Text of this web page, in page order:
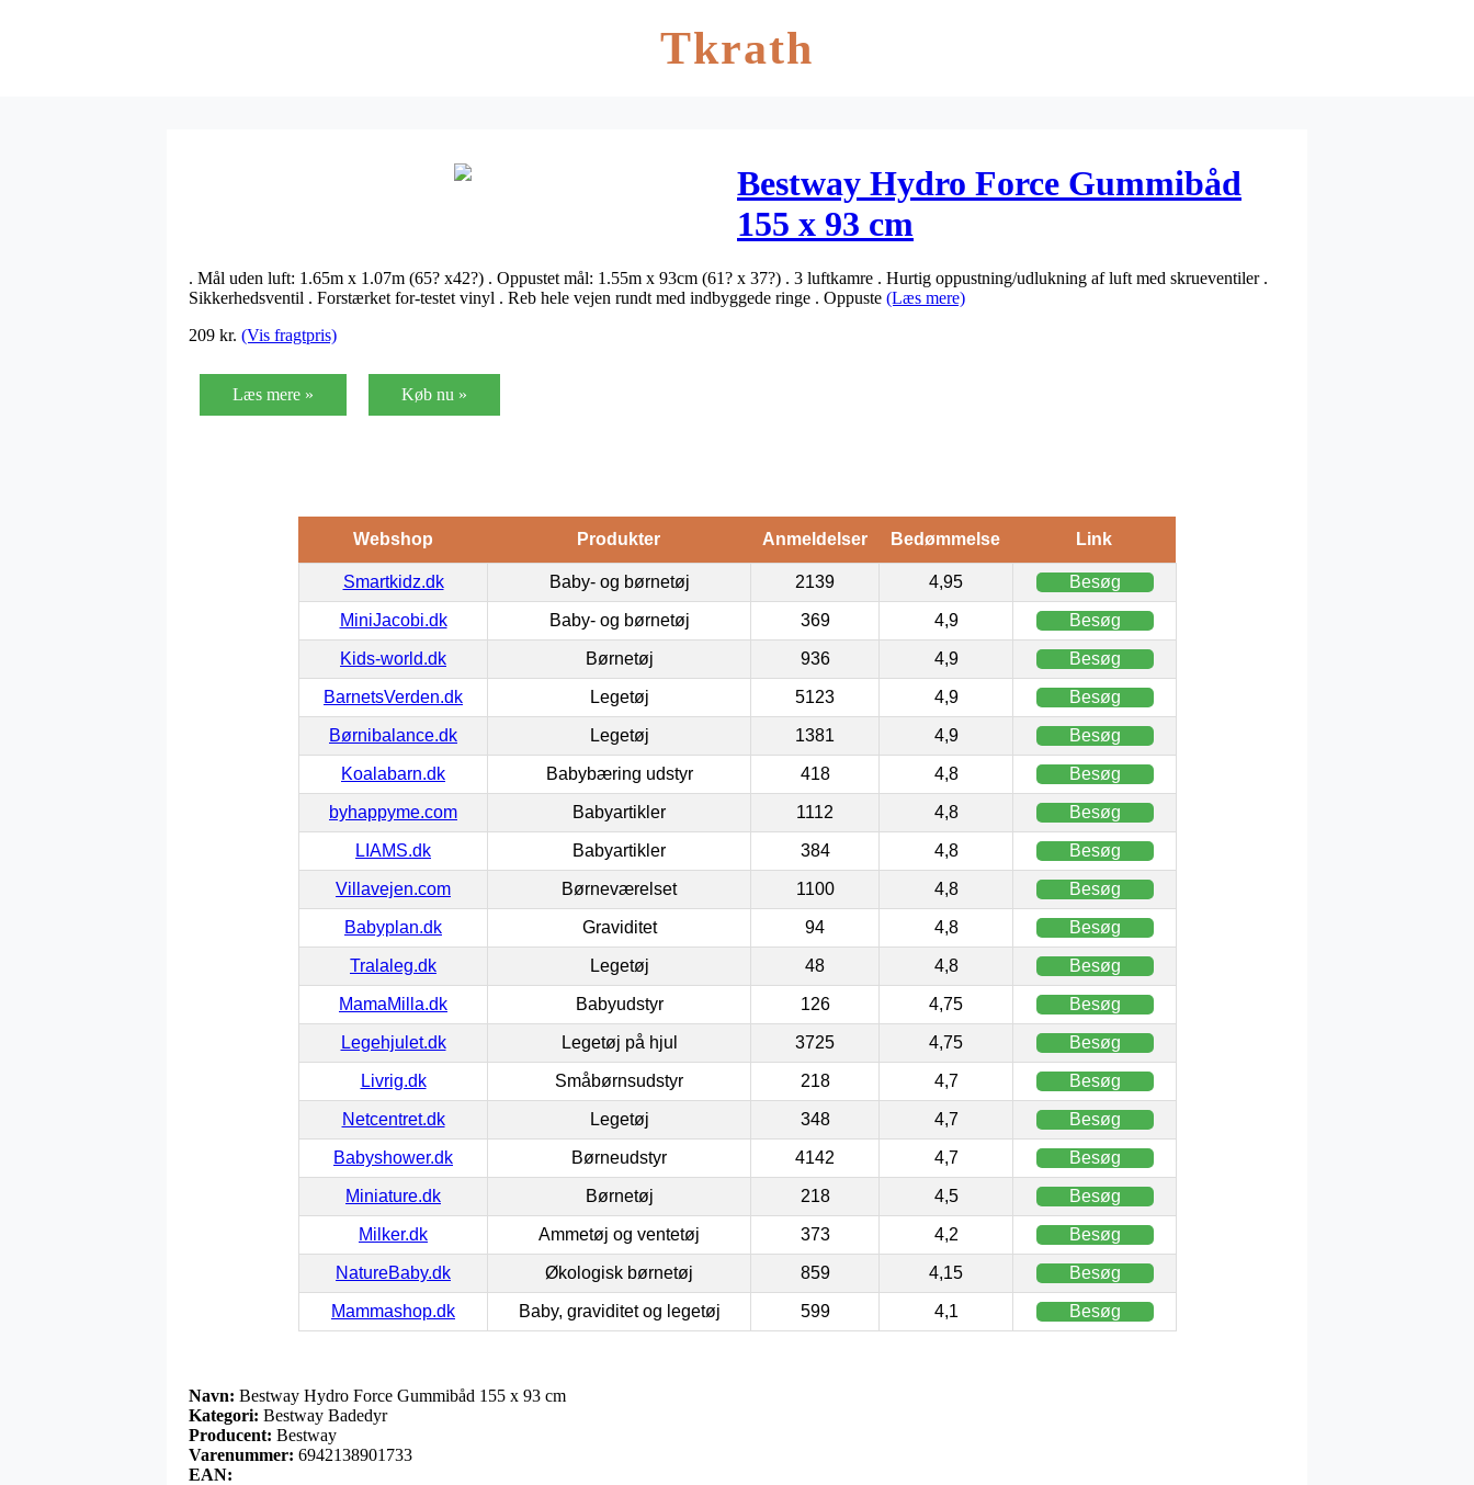
Tkrath
Bestway Hydro Force Gummibåd
155 x 93 cm
. Mål uden luft: 1.65m x 1.07m (65? x42?) . Oppustet mål: 1.55m x 93cm (61? x 37?) . 3 luftkamre . Hurtig oppustning/udlukning af luft med skrueventiler .
Sikkerhedsventil . Forstærket for-testet vinyl . Reb hele vejen rundt med indbyggede ringe . Oppuste (Læs mere)
209 kr. (Vis fragtpris)
Læs mere » Køb nu »
Webshop Produkter Anmeldelser Bedømmelse Link
Smartkidz.dk Baby- og børnetøj 2139 4,95 Besøg
MiniJacobi.dk Baby- og børnetøj 369 4,9 Besøg
Kids-world.dk Børnetøj 936 4,9 Besøg
BarnetsVerden.dk Legetøj 5123 4,9 Besøg
Børnibalance.dk Legetøj 1381 4,9 Besøg
Koalabarn.dk Babybæring udstyr 418 4,8 Besøg
byhappyme.com Babyartikler 1112 4,8 Besøg
LIAMS.dk Babyartikler 384 4,8 Besøg
Villavejen.com Børneværelset 1100 4,8 Besøg
Babyplan.dk Graviditet 94 4,8 Besøg
Tralaleg.dk Legetøj 48 4,8 Besøg
MamaMilla.dk Babyudstyr 126 4,75 Besøg
Legehjulet.dk Legetøj på hjul 3725 4,75 Besøg
Livrig.dk Småbørnsudstyr 218 4,7 Besøg
Netcentret.dk Legetøj 348 4,7 Besøg
Babyshower.dk Børneudstyr 4142 4,7 Besøg
Miniature.dk Børnetøj 218 4,5 Besøg
Milker.dk Ammetøj og ventetøj 373 4,2 Besøg
NatureBaby.dk Økologisk børnetøj 859 4,15 Besøg
Mammashop.dk Baby, graviditet og legetøj 599 4,1 Besøg
Navn: Bestway Hydro Force Gummibåd 155 x 93 cm
Kategori: Bestway Badedyr
Producent: Bestway
Varenummer: 6942138901733
EAN: